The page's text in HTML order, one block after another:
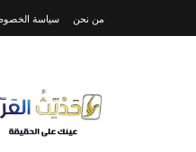
من نحن سياسة